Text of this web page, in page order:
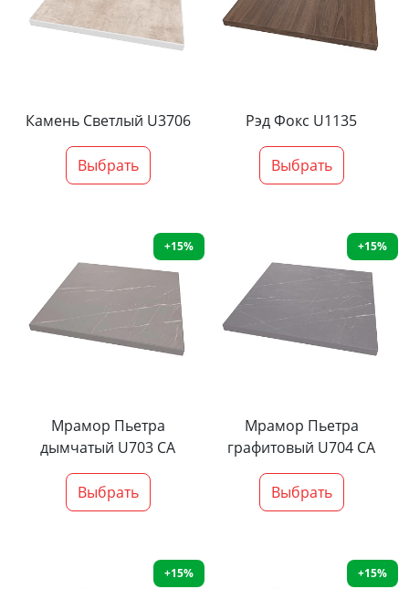
Камень Светлый U3706
Выбрать
Рэд Фокс U1135
Выбрать
+15%
Мрамор Пьетра
дымчатый U703 CA
Выбрать
+15%
Мрамор Пьетра
графитовый U704 CA
Выбрать
+15% +15%